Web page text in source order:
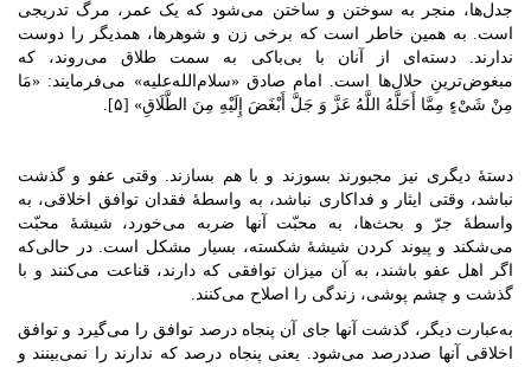
جدل‌ها، منجر به سوختن و ساختن می‌شود که یک عمر، مرگ تدریجی
است. به همین خاطر است که برخی زن و شوهرها، همدیگر را دوست
ندارند. دسته‌ای از آنان با بی‌باکی به سمت طلاق می‌روند، که
مبغوض‌ترینِ حلال‌ها است. امام صادق «سلام‌الله‌علیه» می‌فرمایند: «مَا
مِنْ شَیْ‌ءٍ مِمَّا أَحَلَّهُ اللَّهُ عَزَّ وَ جَلَّ أَبْغَضَ‌ إِلَیْهِ مِنَ الطَّلَاقِ» [۵].
دستۀ دیگری نیز مجبورند بسوزند و با هم بسازند. وقتی عفو و گذشت
نباشد، وقتی ایثار و فداکاری نباشد، به واسطۀ فقدان توافق اخلاقی، به
واسطۀ جرّ و بحث‌ها، به محبّت آنها ضربه می‌خورد، شیشۀ محبّت
می‌شکند و پیوند کردن شیشۀ شکسته، بسیار مشکل است. در حالی‌که
اگر اهل عفو باشند، به آن میزان توافقی که دارند، قناعت‌ می‌کنند و با
گذشت و چشم پوشی، زندگی را اصلاح می‌کنند.
به‌عبارت دیگر، گذشت آنها جای آن پنجاه درصد توافق را می‌گیرد و توافق
اخلاقی آنها صددرصد می‌شود. یعنی پنجاه درصد که ندارند را نمی‌بینند و